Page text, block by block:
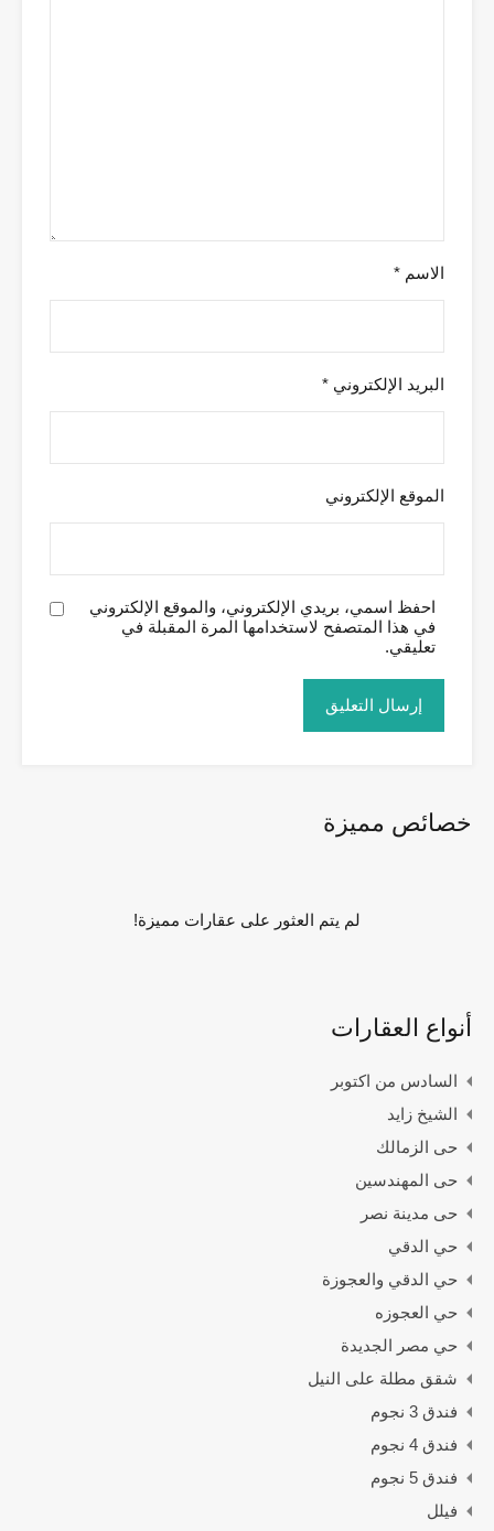
الاسم *
البريد الإلكتروني *
الموقع الإلكتروني
احفظ اسمي، بريدي الإلكتروني، والموقع الإلكتروني
في هذا المتصفح لاستخدامها المرة المقبلة في
تعليقي.
خصائص مميزة
لم يتم العثور على عقارات مميزة!
أنواع العقارات
السادس من اكتوبر
الشيخ زايد
حى الزمالك
حى المهندسين
حى مدينة نصر
حي الدقي
حي الدقي والعجوزة
حي العجوزه
حي مصر الجديدة
شقق مطلة على النيل
فندق 3 نجوم
فندق 4 نجوم
فندق 5 نجوم
فيلل